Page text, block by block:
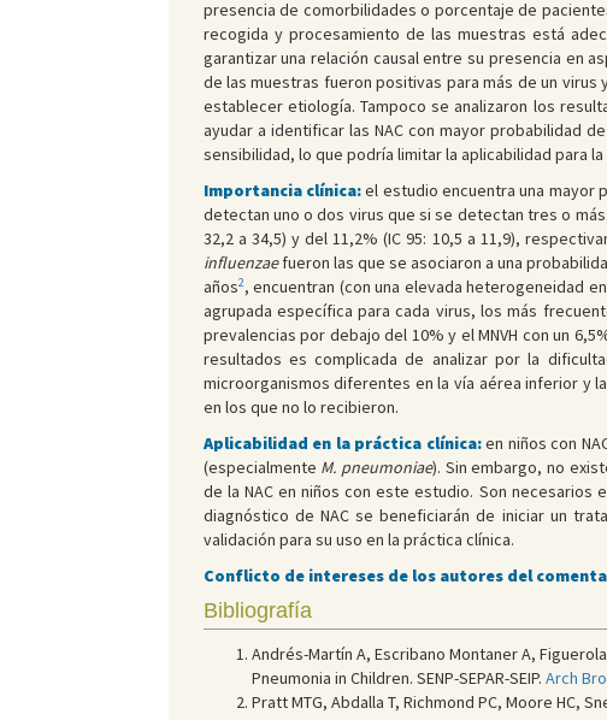
presencia de comorbilidades o porcentaje de
recogida y procesamiento de las muestras está
garantizar una relación causal entre su presencia en
de las muestras fueron positivas para más de un
establecer etiología. Tampoco se analizaron los
ayudar a identificar las NAC con mayor probabilidad
sensibilidad, lo que podría limitar la aplicabilidad para
Importancia clínica:el estudio encuentra una mayor
detectan uno o dos virus que si se detectan tres o
32,2 a 34,5) y del 11,2% (IC 95: 10,5 a 11,9),
influenzaefueron las que se asociaron a una
años2, encuentran (con una elevada heterogeneidad
agrupada específica para cada virus, los más
prevalencias por debajo del 10% y el MNVH con un
resultados es complicada de analizar por la
microorganismos diferentes en la vía aérea inferior y
en los que no lo recibieron.
Aplicabilidad en la práctica clínica:en niños con
(especialmente M. pneumoniae). Sin embargo, no
de la NAC en niños con este estudio. Son
diagnóstico de NAC se beneficiarán de iniciar un
validación para su uso en la práctica clínica.
Conflicto de intereses de los autores del
Bibliografía
Andrés-Martín A, Escribano Montaner A,
Pneumonia in Children. SENP-SEPAR-SEIP. Arch
Pratt MTG, Abdalla T, Richmond PC, Moore HC,